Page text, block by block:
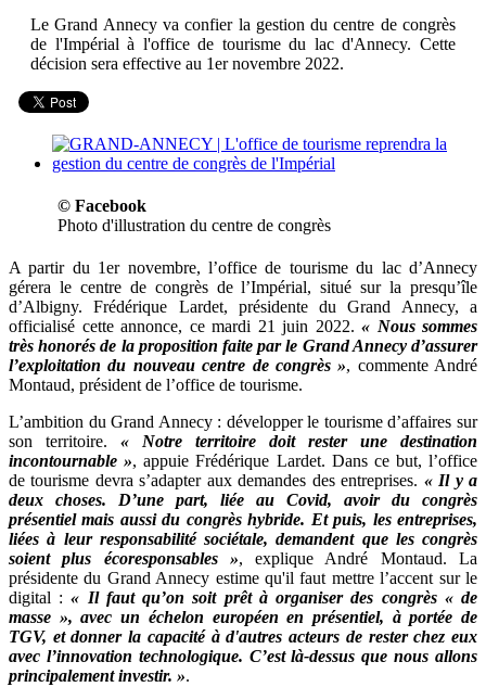
Le Grand Annecy va confier la gestion du centre de congrès
de l'Impérial à l'office de tourisme du lac d'Annecy. Cette
décision sera effective au 1er novembre 2022.
© Facebook
Photo d'illustration du centre de congrès
A partir du 1er novembre, l’office de tourisme du lac d’Annecy
gérera le centre de congrès de l’Impérial, situé sur la presqu’île
d’Albigny. Frédérique Lardet, présidente du Grand Annecy, a
officialisé cette annonce, ce mardi 21 juin 2022. « Nous sommes
très honorés de la proposition faite par le Grand Annecy d’assurer
l’exploitation du nouveau centre de congrès », commente André
Montaud, président de l’office de tourisme.
L’ambition du Grand Annecy : développer le tourisme d’affaires sur
son territoire. « Notre territoire doit rester une destination
incontournable », appuie Frédérique Lardet. Dans ce but, l’office
de tourisme devra s’adapter aux demandes des entreprises. « Il y a
deux choses. D’une part, liée au Covid, avoir du congrès
présentiel mais aussi du congrès hybride. Et puis, les entreprises,
liées à leur responsabilité sociétale, demandent que les congrès
soient plus écoresponsables », explique André Montaud. La
présidente du Grand Annecy estime qu'il faut mettre l’accent sur le
digital :« Il faut qu’on soit prêt à organiser des congrès « de
masse », avec un échelon européen en présentiel, à portée de
TGV, et donner la capacité à d'autres acteurs de rester chez eux
avec l’innovation technologique. C’est là-dessus que nous allons
principalement investir. ».